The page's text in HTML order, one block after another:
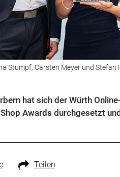
Stumpf, Carsten Meyer und Stefan
hat sich der Würth
Awards durchgesetzt
Teilen